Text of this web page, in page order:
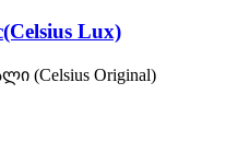
Lux)